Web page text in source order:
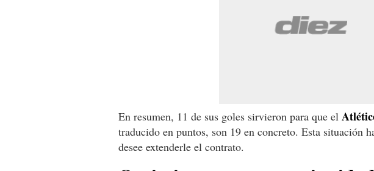
En resumen, 11 de sus goles sirvieron para que el
traducido en puntos, son 19 en concreto. Esta situación
desee extenderle el contrato.